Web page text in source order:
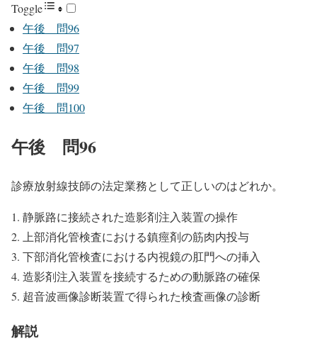
Toggle
午後 問96
午後 問97
午後 問98
午後 問99
午後 問100
午後 問96
診療放射線技師の法定業務として正しいのはどれか。
静脈路に接続された造影剤注入装置の操作
上部消化管検査における鎮痙剤の筋肉内投与
下部消化管検査における内視鏡の肛門への挿入
造影剤注入装置を接続するための動脈路の確保
超音波画像診断装置で得られた検査画像の診断
解説